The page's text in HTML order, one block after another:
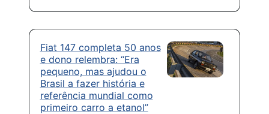
Fiat 147 completa 50 anos
e dono relembra: “Era
pequeno, mas ajudou o
Brasil a fazer história e
referência mundial como
primeiro carro a etanol”